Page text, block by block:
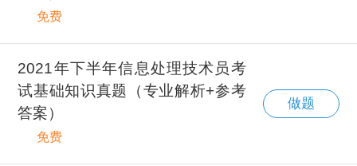
免费
2021年下半年信息处理技术员考
试基础知识真题（专业解析+参考
答案）
免费
做题